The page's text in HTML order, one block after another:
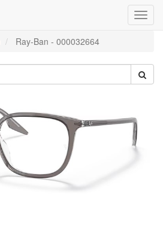
Ray-Ban - 000032664